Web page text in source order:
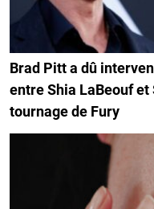
Brad Pitt a dû
entre Shia LaBeouf
tournage de Fury